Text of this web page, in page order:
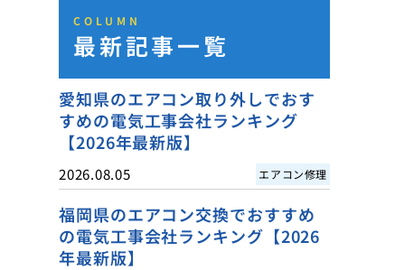
COLUMN
最新記事一覧
愛知県のエアコン取り外しでおす
すめの電気工事会社ランキング
【2026年最新版】
2026.08.05 エアコン修理
福岡県のエアコン交換でおすすめ
の電気工事会社ランキング【2026
年最新版】